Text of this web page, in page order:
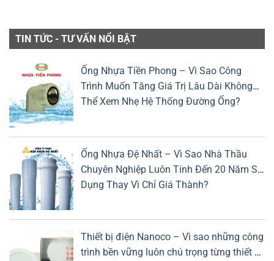
TIN TỨC - TƯ VẤN NỔI BẬT
Ống Nhựa Tiền Phong – Vì Sao Công
Trình Muốn Tăng Giá Trị Lâu Dài Không
Thể Xem Nhẹ Hệ Thống Đường Ống?
Ống Nhựa Đệ Nhất – Vì Sao Nhà Thầu
Chuyên Nghiệp Luôn Tính Đến 20 Năm Sử
Dụng Thay Vì Chỉ Giá Thành?
Thiết bị điện Nanoco – Vì sao những công
trình bền vững luôn chú trọng từng thiết bị